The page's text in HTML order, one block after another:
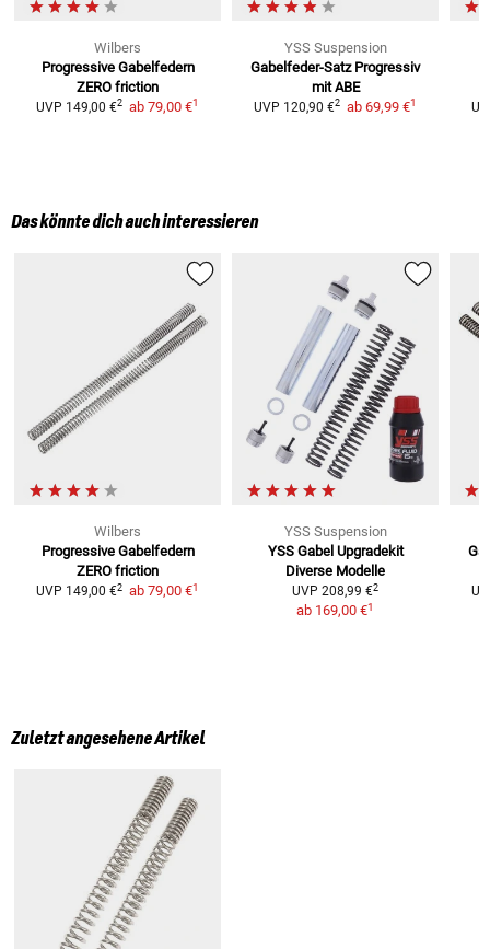
Wilbers
Progressive Gabelfedern
ZERO friction
UVP 149,00 €2 ab 79,00 €1
YSS Suspension
Gabelfeder-Satz Progressiv
mit ABE
UVP 120,90 €2 ab 69,99 €1
Das könnte dich auch interessieren
Wilbers
Progressive Gabelfedern
ZERO friction
UVP 149,00 €2 ab 79,00 €1
YSS Suspension
YSS Gabel Upgradekit
Diverse Modelle
UVP 208,99 €2
ab 169,00 €1
Zuletzt angesehene Artikel